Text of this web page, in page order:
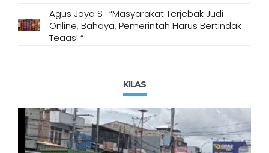
Agus Jaya S : “Masyarakat Terjebak Judi
Online, Bahaya, Pemerintah Harus Bertindak
Tegas! “
KILAS